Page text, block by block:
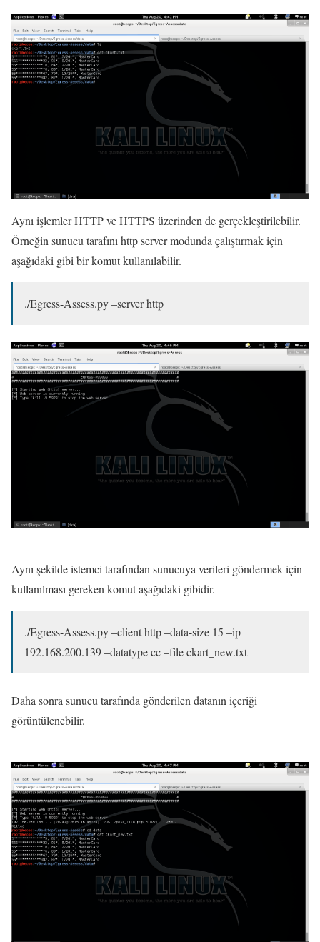
Aynı işlemler HTTP ve HTTPS üzerinden de gerçekleştirilebilir.
Örneğin sunucu tarafını http server modunda çalıştırmak için
aşağıdaki gibi bir komut kullanılabilir.
./Egress-Assess.py –server http
Aynı şekilde istemci tarafından sunucuya verileri göndermek için
kullanılması gereken komut aşağıdaki gibidir.
./Egress-Assess.py –client http –data-size 15 –ip
192.168.200.139 –datatype cc –file ckart_new.txt
Daha sonra sunucu tarafında gönderilen datanın içeriği
görüntülenebilir.